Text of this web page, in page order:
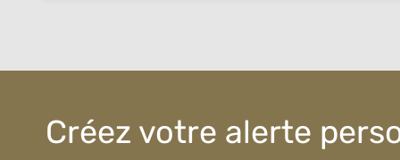
Créez votre alerte